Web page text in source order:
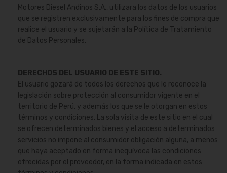
Motores Diesel Andinos S.A., utilizara los datos de los usuarios
que se registren exclusivamente para los fines de compra que
realice el usuario y se sujetarán a la Política de Tratamiento
de Datos Personales.
DERECHOS DEL USUARIO DE ESTE SITIO.
El usuario gozará de todos los derechos que le reconoce la
legislación sobre protección al consumidor vigente en el
territorio de Perú, y además los que se le otorgan en estos
términos y condiciones. La sola visita de este sitio en el cual
se ofrecen determinados bienes y el acceso a determinados
servicios no impone al consumidor obligación alguna, a menos
que haya aceptado en forma inequívoca las condiciones
ofrecidas por el proveedor, en la forma indicada en estos